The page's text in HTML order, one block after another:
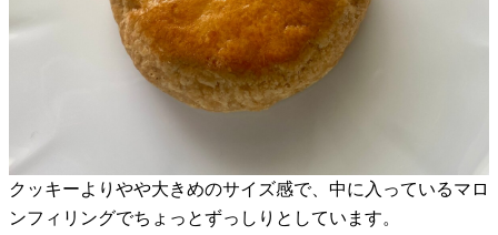
クッキーよりやや大きめのサイズ感で、中に入っているマロ
ンフィリングでちょっとずっしりとしています。